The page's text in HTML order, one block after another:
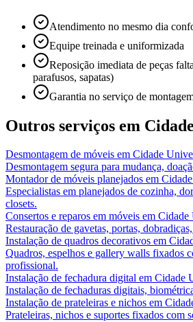
Atendimento no mesmo dia
Equipe treinada e uniformizada
Reposição imediata de peças
parafusos, sapatas)
Garantia no serviço de
Outros serviços em
Desmontagem de móveis em Cidade
Desmontagem segura para mudança,
Montador de móveis planejados em
Especialistas em planejados de cozinha,
closets.
Consertos e reparos em móveis em Cidade
Restauração de gavetas, portas,
Instalação de quadros decorativos em
Quadros, espelhos e gallery walls fixados
profissional.
Instalação de fechadura digital em Cidade
Instalação de fechaduras digitais,
Instalação de prateleiras e nichos em
Prateleiras, nichos e suportes fixados com